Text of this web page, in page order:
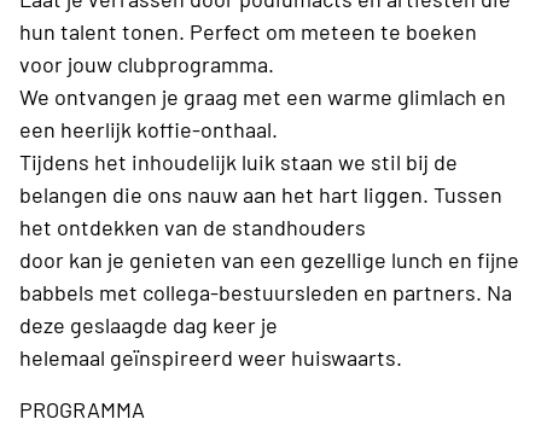
hun talent tonen. Perfect om meteen te boeken
voor jouw clubprogramma.
We ontvangen je graag met een warme glimlach en
een heerlijk koffie-onthaal.
Tijdens het inhoudelijk luik staan we stil bij de
belangen die ons nauw aan het hart liggen. Tussen
het ontdekken van de standhouders
door kan je genieten van een gezellige lunch en fijne
babbels met collega-bestuursleden en partners. Na
deze geslaagde dag keer je
helemaal geïnspireerd weer huiswaarts.
PROGRAMMA